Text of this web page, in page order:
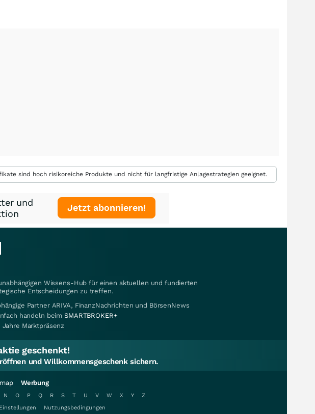
sind hoch risikoreiche Produkte und nicht für langfristige Anlagestrategien geeignet.
und
Jetzt abonnieren!
Wissens-Hub für einen aktuellen und fundierten
Entscheidungen zu treffen.
Partner ARIVA, FinanzNachrichten und BörsenNews
handeln beimSMARTBROKER+
Jahre Marktpräsenz
geschenkt!
und Willkommensgeschenk sichern.
Werbung
N O P Q R S T U V W X Y
Z
Nutzungsbedingungen